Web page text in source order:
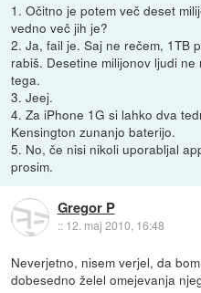
1. Očitno je potem več deset
vedno več jih je?
2. Ja, fail je. Saj ne rečem, 1TB
rabiš. Desetine milijonov ljudi
tega.
3. Jeej.
4. Za iPhone 1G si lahko dva
Kensington zunanjo baterijo.
5. No, če nisi nikoli uporabljal
prosim.
Gregor P
:: 12. maj 2010, 16:48
Neverjetno, nisem verjel, da
dobesedno želel omejevanja